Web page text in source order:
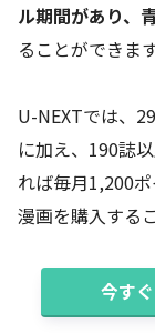
U-
Amazon
Hulu(フ
FOD
ル期間があり、
ることができます
U-NEXTでは、
に加え、190誌
れば毎月1,200
漫画を購入する
今す